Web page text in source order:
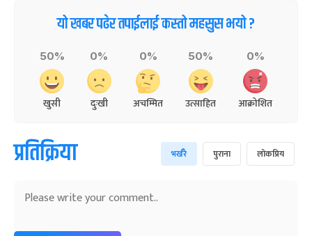
यो खबर पढेर तपाईलाई कस्तो महसुस भयो ?
50%
खुसी
0%
दुःखी
0%
अचम्मित
50%
उत्साहित
0%
आक्रोशित
प्रतिक्रिया भर्खरै पुराना लोकप्रिय